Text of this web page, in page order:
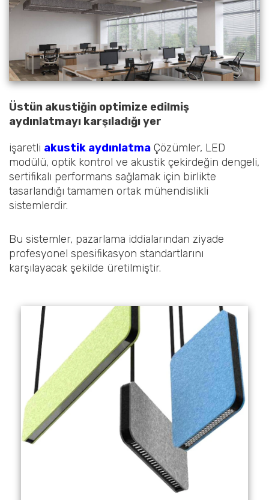
Üstün akustiğin optimize edilmiş
aydınlatmayı karşıladığı yer
işaretli akustik aydınlatma Çözümler, LED
modülü, optik kontrol ve akustik çekirdeğin dengeli,
sertifikalı performans sağlamak için birlikte
tasarlandığı tamamen ortak mühendislikli
sistemlerdir.
Bu sistemler, pazarlama iddialarından ziyade
profesyonel spesifikasyon standartlarını
karşılayacak şekilde üretilmiştir.